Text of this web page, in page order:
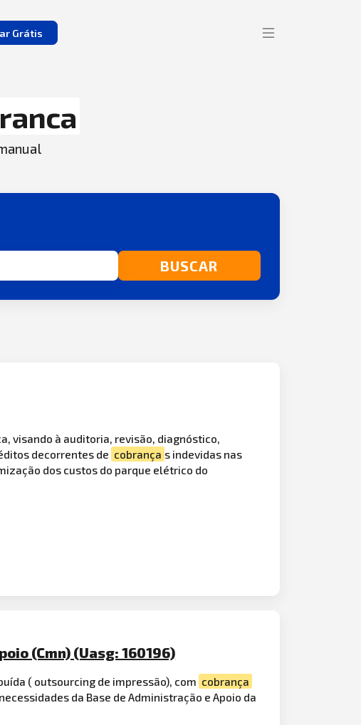
Grátis
BUSCAR
visando à auditoria, revisão, diagnóstico,
decorrentes de cobrança s indevidas nas
dos custos do parque elétrico do
(Cmn) (Uasg: 160196)
( outsourcing de impressão), com cobrança
da Base de Administração e Apoio da